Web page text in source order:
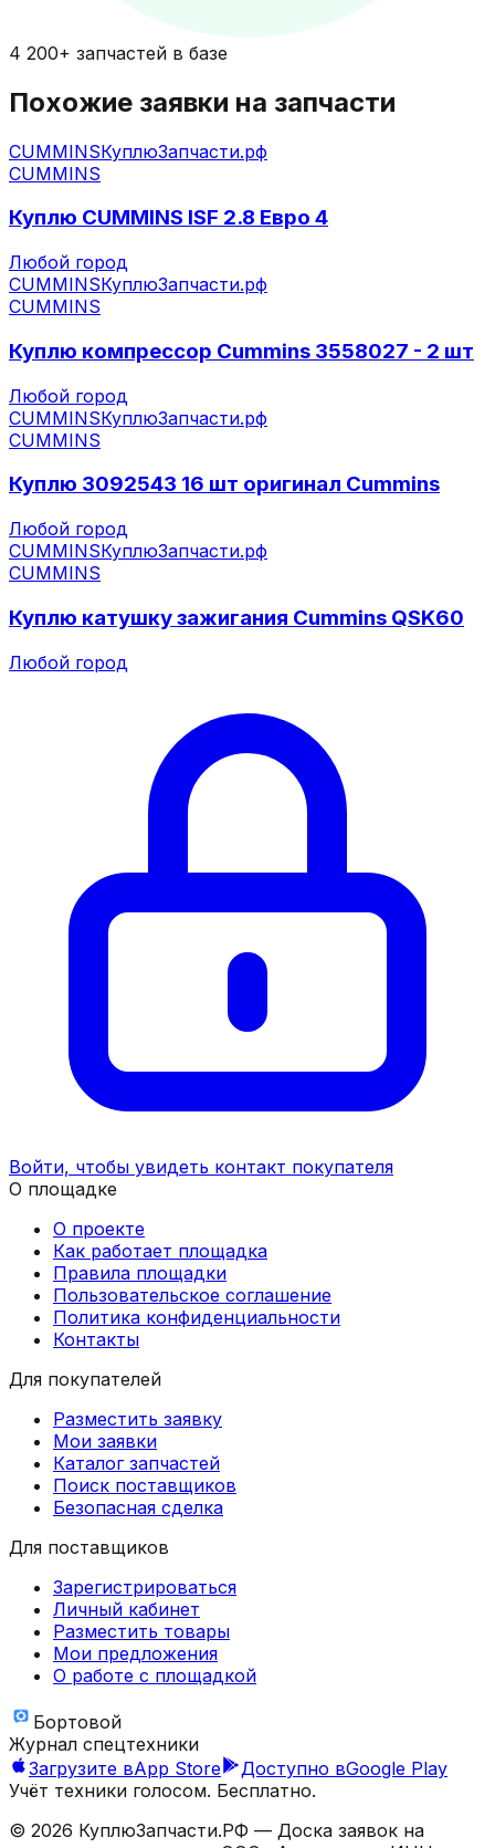
4 200+ запчастей в базе
Похожие заявки на запчасти
CUMMINSКуплюЗапчасти.рф
CUMMINS
Куплю CUMMINS ISF 2.8 Евро 4
Любой город
CUMMINSКуплюЗапчасти.рф
CUMMINS
Куплю компрессор Cummins 3558027 - 2 шт
Любой город
CUMMINSКуплюЗапчасти.рф
CUMMINS
Куплю 3092543 16 шт оригинал Cummins
Любой город
CUMMINSКуплюЗапчасти.рф
CUMMINS
Куплю катушку зажигания Cummins QSK60
Любой город
Войти, чтобы увидеть контакт покупателя
О площадке
О проекте
Как работает площадка
Правила площадки
Пользовательское соглашение
Политика конфиденциальности
Контакты
Для покупателей
Разместить заявку
Мои заявки
Каталог запчастей
Поиск поставщиков
Безопасная сделка
Для поставщиков
Зарегистрироваться
Личный кабинет
Разместить товары
Мои предложения
О работе с площадкой
Бортовой
Журнал спецтехники
Загрузите вApp Store Доступно вGoogle Play
Учёт техники голосом. Бесплатно.
© 2026 КуплюЗапчасти.РФ — Доска заявок на